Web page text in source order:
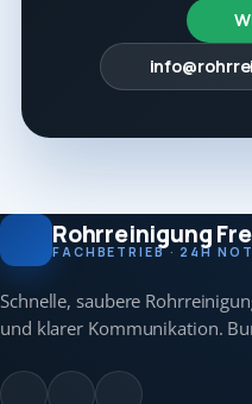
Rohrreinigung
FACHBETRIEB · 24H
Schnelle, saubere
und klarer Kommunikation.